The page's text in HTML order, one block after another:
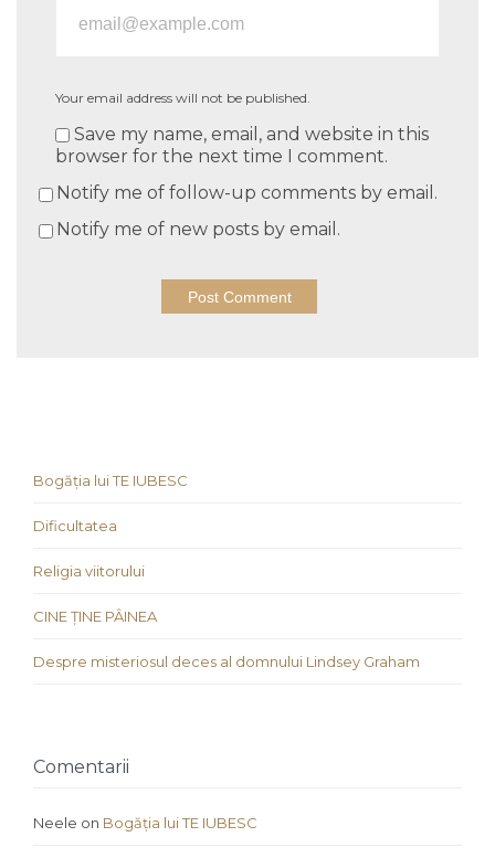
Your email address will not be published.
Save my name, email, and website in this
browser for the next time I comment.
Notify me of follow-up comments by email.
Notify me of new posts by email.
Bogăția lui TE IUBESC
Dificultatea
Religia viitorului
CINE ȚINE PÂINEA
Despre misteriosul deces al domnului Lindsey Graham
Comentarii
Neele on Bogăția lui TE IUBESC